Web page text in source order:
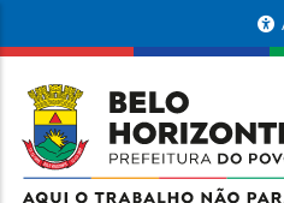
conteúdo
principal
da
Prefeitura
de